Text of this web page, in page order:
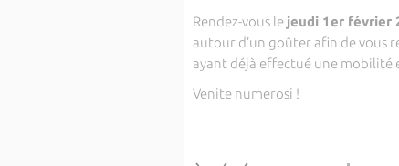
Rendez-vous le jeudi 1er février
autour d’un goûter afin de vous
ayant déjà effectué une mobilité
Venite numerosi !